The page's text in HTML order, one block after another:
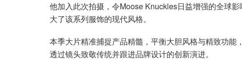
他加入此次拍摄，令Moose Knuckles日益增强的全球
大了该系列服饰的现代风格。
本季大片精准捕捉产品精髓，平衡大胆风格与精致功
透过镜头致敬传统并跟进品牌设计的创新演进。